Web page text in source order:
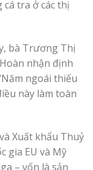
tra ở các thị
bà Trương Thị
nhận định
ngoái thiếu
này làm toàn
Xuất khẩu Thuỷ
gia EU và Mỹ
– vốn là sản